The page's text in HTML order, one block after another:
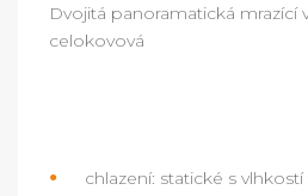
Dvojitá panoramatická mrazící
celokovová
chlazení: statické s